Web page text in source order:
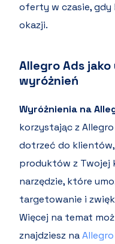
oferty w czasie, gdy
okazji.
Allegro Ads jako
wyróżnień
Wyróżnienia na
korzystając z
dotrzeć do
produktów z Twojej
narzędzie, które
targetowanie i
Więcej na temat
znajdziesz na